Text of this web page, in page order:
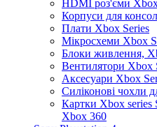
HDMI роз'єми
Корпуси для
Плати Xbox Series
Мікросхеми Xbox
Блоки живлення,
Вентилятори Xbox
Аксесуари Xbox
Силіконові чохли
Картки Xbox series
Xbox 360